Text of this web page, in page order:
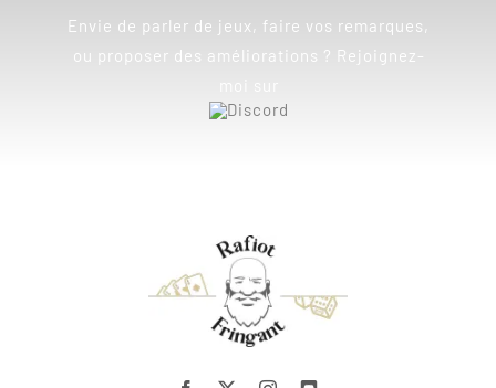
Envie de parler de jeux, faire vos remarques,
ou proposer des améliorations ? Rejoignez-